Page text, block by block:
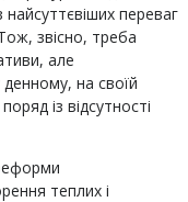
переваг
звісно, треба
але
на своїй
із відсутності
теплих і